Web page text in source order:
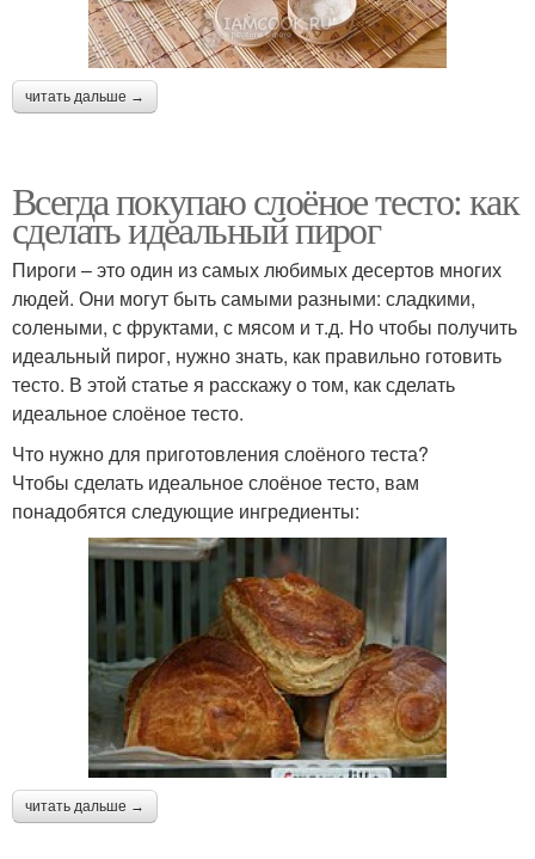
читать дальше →
Всегда покупаю слоёное тесто: как
сделать идеальный пирог
Пироги – это один из самых любимых десертов многих
людей. Они могут быть самыми разными: сладкими,
солеными, с фруктами, с мясом и т.д. Но чтобы получить
идеальный пирог, нужно знать, как правильно готовить
тесто. В этой статье я расскажу о том, как сделать
идеальное слоёное тесто.
Что нужно для приготовления слоёного теста?
Чтобы сделать идеальное слоёное тесто, вам
понадобятся следующие ингредиенты:
читать дальше →